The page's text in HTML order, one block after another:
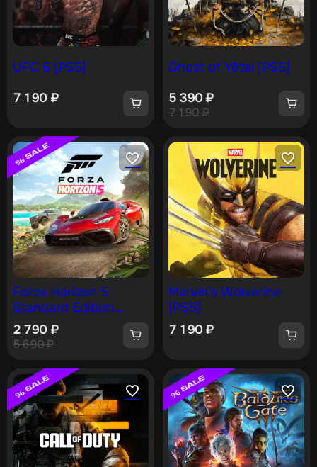
UFC 6 [PS5]
7 190 ₽
Ghost of Yōtei [PS5]
7 190₽
5 390₽
Forza Horizon 5
Standard Edition
[PS5]
5 690₽
2 790 ₽
Marvel’s Wolverine
[PS5]
7 190₽